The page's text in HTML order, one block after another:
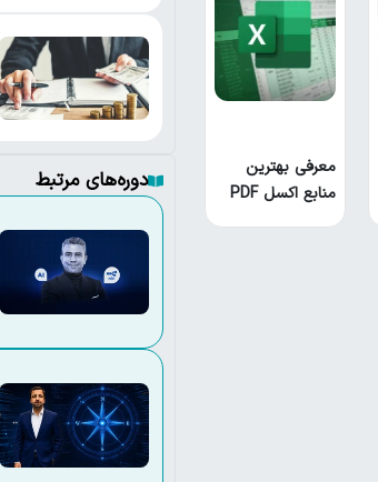
معرفی بهترین
منابع اکسل PDF
دوره‌های مرتبط